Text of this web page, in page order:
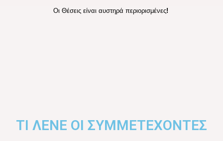
Οι Θέσεις είναι αυστηρά περιορισμένες!
ΤΙ ΛΕΝΕ ΟΙ ΣΥΜΜΕΤΕΧΟΝΤΕΣ